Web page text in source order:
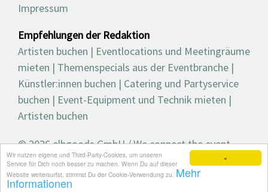
×
Wir nutzen eigene und Third-Party-Cookies, um unseren
Service für Dich noch besser zu machen. Wenn Du auf dieser
Website weitersurfst, stimmst Du der Cookie-Verwendung zu. Mehr
Informationen
Impressum
Empfehlungen der Redaktion
Artisten buchen | Eventlocations und Meetingräume
mieten | Themenspecials aus der Eventbranche |
Künstler:innen buchen | Catering und Partyservice
buchen | Event-Equipment und Technik mieten |
Artisten buchen
© 2026 elbgoods GmbH / We connect the event
industry / Medienvielfalt für die Eventplanung /
Eventbranchenbuch, Blog, Magazin und mehr